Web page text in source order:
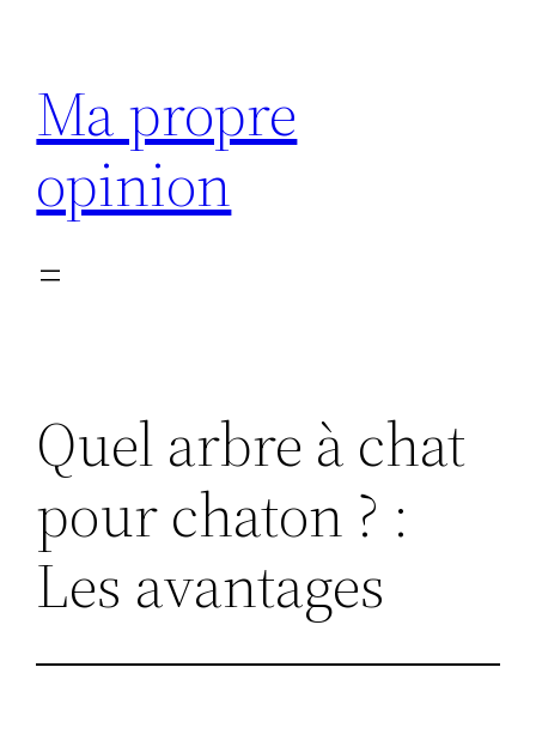
contenu
Ma propre
opinion
Quel arbre à chat
pour chaton ? :
Les avantages